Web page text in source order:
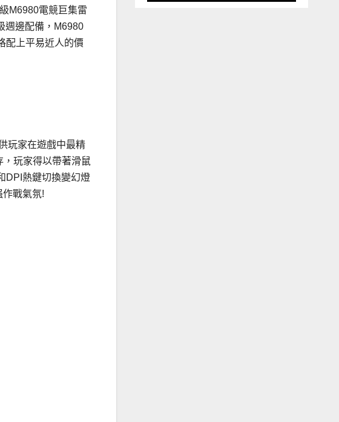
M6980電競巨集雷
週邊配備，M6980
配上平易近人的價
玩家在遊戲中最精
玩家得以帶著滑鼠
DPI熱鍵切換變幻燈
戰氣氛!